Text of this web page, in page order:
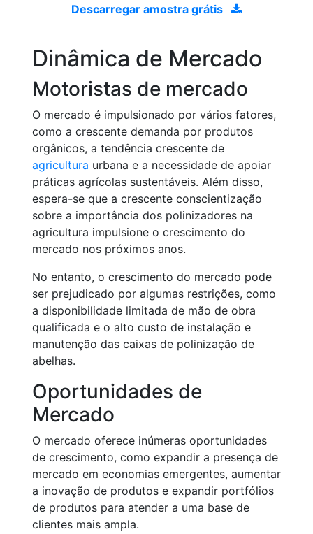
Descarregar amostra grátis
Dinâmica de Mercado
Motoristas de mercado
O mercado é impulsionado por vários fatores,
como a crescente demanda por produtos
orgânicos, a tendência crescente de
agricultura urbana e a necessidade de apoiar
práticas agrícolas sustentáveis. Além disso,
espera-se que a crescente conscientização
sobre a importância dos polinizadores na
agricultura impulsione o crescimento do
mercado nos próximos anos.
No entanto, o crescimento do mercado pode
ser prejudicado por algumas restrições, como
a disponibilidade limitada de mão de obra
qualificada e o alto custo de instalação e
manutenção das caixas de polinização de
abelhas.
Oportunidades de
Mercado
O mercado oferece inúmeras oportunidades
de crescimento, como expandir a presença de
mercado em economias emergentes, aumentar
a inovação de produtos e expandir portfólios
de produtos para atender a uma base de
clientes mais ampla.